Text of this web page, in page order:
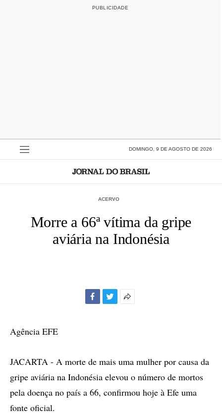
DOMINGO, 9 DE AGOSTO DE 2026
ACERVO
Morre a 66ª vítima da gripe
aviária na Indonésia
Agência EFE
JACARTA - A morte de mais uma mulher por causa da
gripe aviária na Indonésia elevou o número de mortos
pela doença no país a 66, confirmou hoje à Efe uma
fonte oficial.